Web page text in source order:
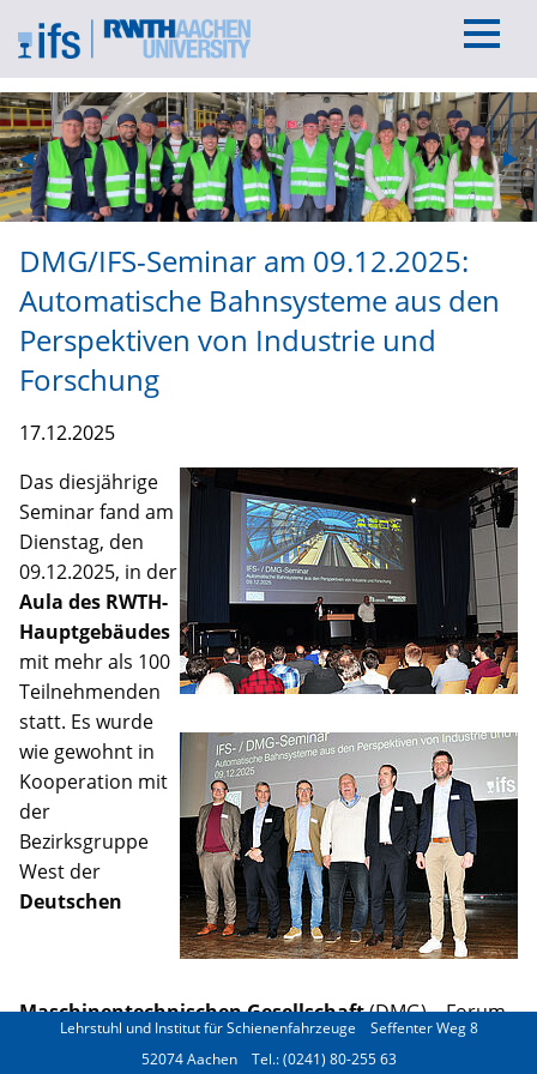
Previous Slide
◀︎ ▶︎
DMG/IFS-Seminar am 09.12.2025:
Automatische Bahnsysteme aus den
Perspektiven von Industrie und
Forschung
17.12.2025
Das diesjährige
Seminar fand am
Dienstag, den
09.12.2025, in der
Aula des RWTH-
Hauptgebäudes
mit mehr als 100
Teilnehmenden
statt. Es wurde
wie gewohnt in
Kooperation mit
der
Bezirksgruppe
West der
Deutschen
Maschinentechnischen Gesellschaft(DMG) – Forum
für Innovative Bahnsysteme – organisiert.
Lehrstuhl und Institut für Schienenfahrzeuge
Seffenter Weg 8
52074 Aachen
Tel.: (0241) 80-255 63